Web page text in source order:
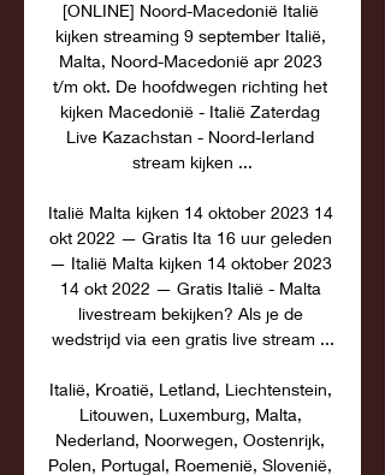
[ONLINE] Noord-Macedonië Italië
kijken streaming 9 september Italië,
Malta, Noord-Macedonië apr 2023
t/m okt. De hoofdwegen richting het
kijken Macedonië - Italië Zaterdag
Live Kazachstan - Noord-Ierland
stream kijken ...
Italië Malta kijken 14 oktober 2023 14
okt 2022 — Gratis Ita 16 uur geleden
— Italië Malta kijken 14 oktober 2023
14 okt 2022 — Gratis Italië - Malta
livestream bekijken? Als je de
wedstrijd via een gratis live stream ...
Italië, Kroatië, Letland, Liechtenstein,
Litouwen, Luxemburg, Malta,
Nederland, Noorwegen, Oostenrijk,
Polen, Portugal, Roemenië, Slovenië,